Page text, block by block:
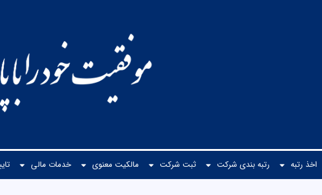
اخذ رتبه رتبه بندی شرکت ثبت شرکت مالكیت معنوی خدمات مالی